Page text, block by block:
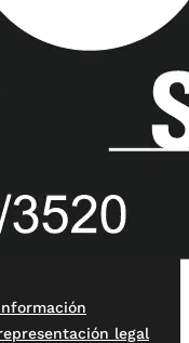
legal